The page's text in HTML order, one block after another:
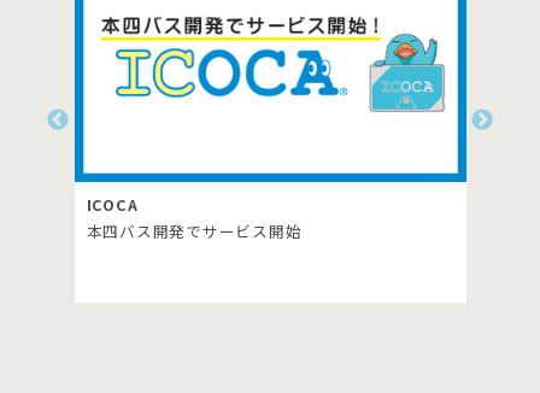
ICOCA
本四バス開発でサービス開始